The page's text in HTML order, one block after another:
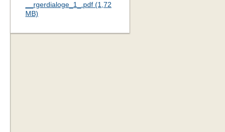
__rgerdialoge_1_.pdf (1,72
MB)